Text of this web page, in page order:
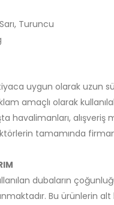
Turuncu
uygun olarak uzun
amaçlı olarak
havalimanları,
tamamında
dubaların
Bu ürünlerin alt